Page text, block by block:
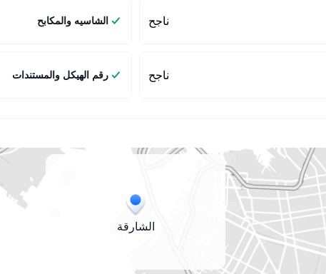
ناجح الشاسيه والمكابح
ناجح رقم الهيكل والمستندات
الشارقة